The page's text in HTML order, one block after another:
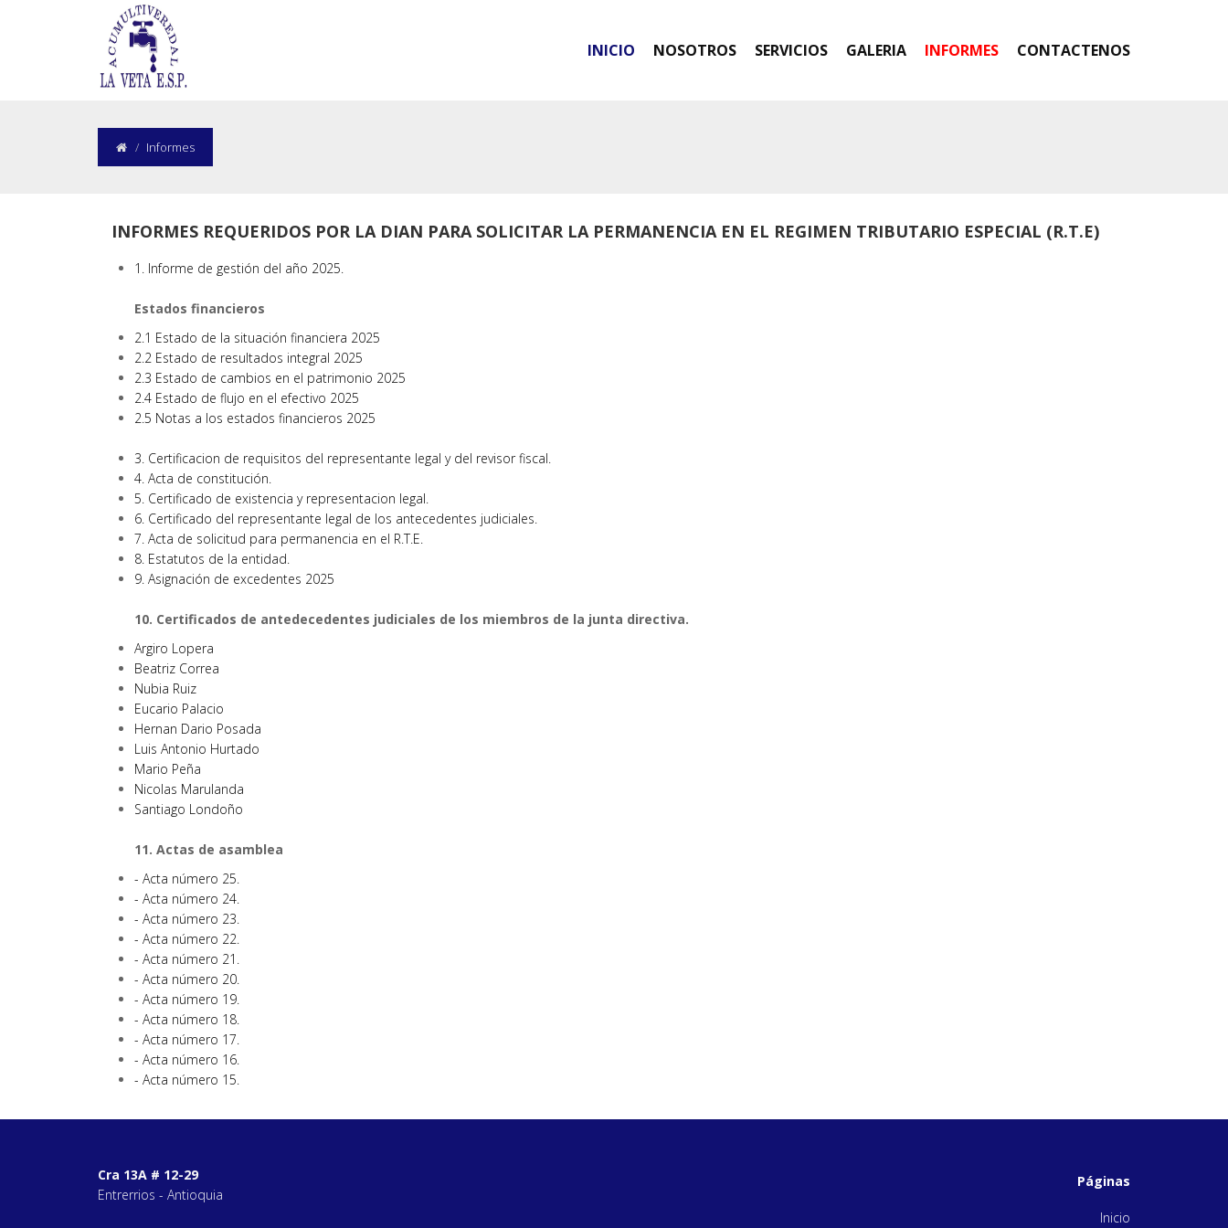
INICIO NOSOTROS SERVICIOS GALERIA INFORMES CONTACTENOS
Informes
INFORMES REQUERIDOS POR LA DIAN PARA SOLICITAR LA PERMANENCIA EN EL REGIMEN TRIBUTARIO ESPECIAL (R.T.E)
1. Informe de gestión del año 2025.
Estados financieros
2.1 Estado de la situación financiera 2025
2.2 Estado de resultados integral 2025
2.3 Estado de cambios en el patrimonio 2025
2.4 Estado de flujo en el efectivo 2025
2.5 Notas a los estados financieros 2025
3. Certificacion de requisitos del representante legal y del revisor fiscal.
4. Acta de constitución.
5. Certificado de existencia y representacion legal.
6. Certificado del representante legal de los antecedentes judiciales.
7. Acta de solicitud para permanencia en el R.T.E.
8. Estatutos de la entidad.
9. Asignación de excedentes 2025
10. Certificados de antedecedentes judiciales de los miembros de la junta directiva.
Argiro Lopera
Beatriz Correa
Nubia Ruiz
Eucario Palacio
Hernan Dario Posada
Luis Antonio Hurtado
Mario Peña
Nicolas Marulanda
Santiago Londoño
11. Actas de asamblea
- Acta número 25.
- Acta número 24.
- Acta número 23.
- Acta número 22.
- Acta número 21.
- Acta número 20.
- Acta número 19.
- Acta número 18.
- Acta número 17.
- Acta número 16.
- Acta número 15.
Cra 13A # 12-29
Entrerrios - Antioquia
Páginas
Inicio